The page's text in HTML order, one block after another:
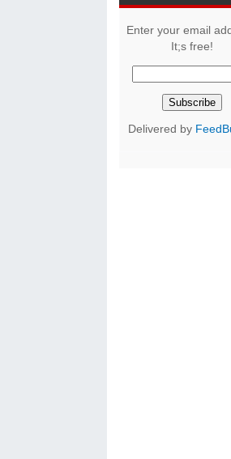
Enter your email
It;s free!
Delivered by